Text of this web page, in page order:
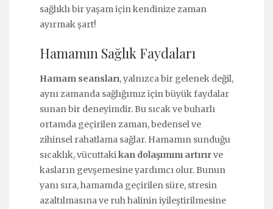
sağlıklı bir yaşam için kendinize zaman
ayırmak şart!
Hamamın Sağlık Faydaları
Hamam seansları, yalnızca bir gelenek değil,
aynı zamanda sağlığımız için büyük faydalar
sunan bir deneyimdir. Bu sıcak ve buharlı
ortamda geçirilen zaman, bedensel ve
zihinsel rahatlama sağlar. Hamamın sunduğu
sıcaklık, vücuttaki kan dolaşımını artırırve
kasların gevşemesine yardımcı olur. Bunun
yanı sıra, hamamda geçirilen süre, stresin
azaltılmasına ve ruh halinin iyileştirilmesine